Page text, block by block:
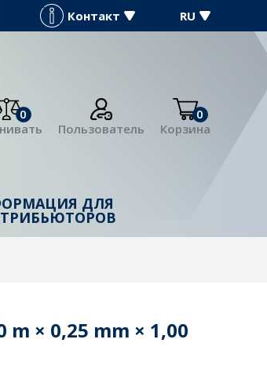
Контакт RU
0
Пользователь
0
Корзина
ДЛЯ
m × 0,25 mm × 1,00